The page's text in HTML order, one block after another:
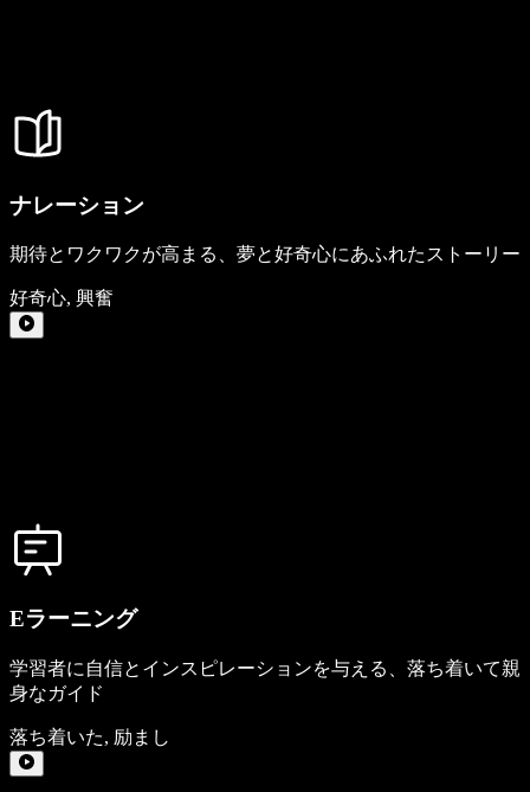
ナレーション
期待とワクワクが高まる、夢と好奇心にあふれたストーリー
好奇心, 興奮
Eラーニング
学習者に自信とインスピレーションを与える、落ち着いて親
身なガイド
落ち着いた, 励まし